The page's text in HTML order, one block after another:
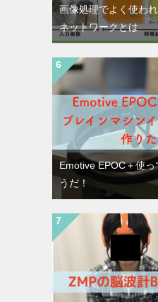
画像処理でよく使わ
ネットワークとは
Emotive EPOC＋使
うだ！